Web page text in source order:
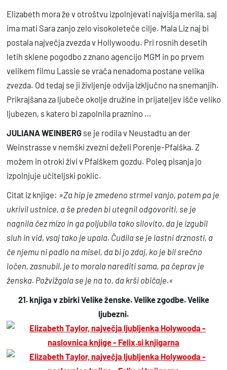
a
e
n
k
a
H
o
o
Elizabeth mora že v otroštvu izpolnjevati najvišja merila, saj
ima mati Sara zanjo zelo visokoleteče cilje. Mala Liz naj bi
postala največja zvezda v Hollywoodu. Pri rosnih desetih
letih sklene pogodbo z znano agencijo MGM in po prvem
velikem filmu Lassie se vrača nenadoma postane velika
zvezda. Od tedaj se ji življenje odvija izključno na snemanjih.
Prikrajšana za ljubeče okolje družine in prijateljev išče veliko
ljubezen, s katero bi zapolnila praznino …
JULIANA WEINBERGse je rodila v Neustadtu an der
Weinstrasse v nemški zvezni deželi Porenje-Pfalška. Z
možem in otroki živi v Pfalškem gozdu. Poleg pisanja jo
izpolnjuje učiteljski poklic.
Citat iz knjige: »Za hip je zmedeno strmel vanjo, potem pa je
ukrivil ustnice, a še preden bi utegnil odgovoriti, se je
nagnila čez mizo in ga poljubila tako silovito, da je izgubil
sluh in vid, vsaj tako je upala. Čudila se je lastni drznosti, a
če njemu ni padlo na misel, da bi jo zdaj, ko je bil srečno
ločen, zasnubil, je to morala narediti sama, pa čeprav je
ženska. Požvižgala se je na to, da krši običaje.«
21. knjiga v zbirki Velike ženske. Velike zgodbe. Velike
ljubezni.